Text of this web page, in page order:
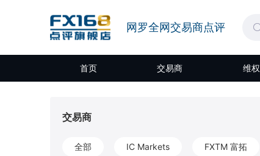
网罗全网交易商点评
首页 交易商 维权
交易商
全部 IC Markets FXTM 富拓